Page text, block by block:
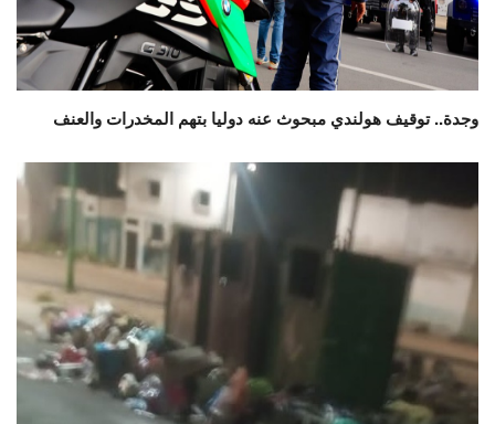
وجدة.. توقيف هولندي مبحوث عنه دوليا بتهم المخدرات والعنف